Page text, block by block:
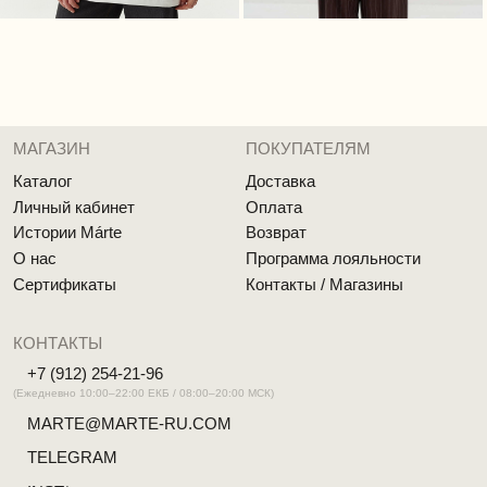
Политика обработки персональных данных